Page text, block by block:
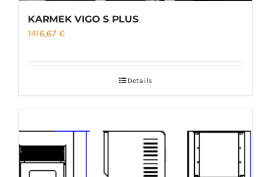
KARMEK VIGO S PLUS
1416,67 €
Details